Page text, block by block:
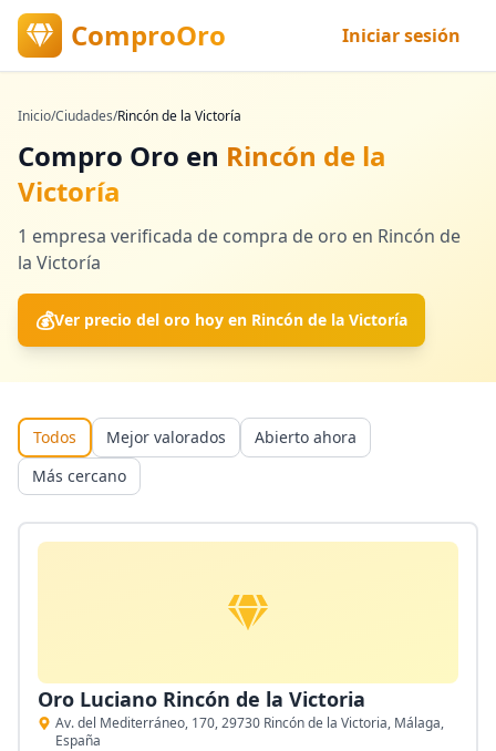
ComproOro Iniciar sesión
Inicio/Ciudades/Rincón de la Victoría
Compro Oro en Rincón de la
Victoría
1 empresa verificada de compra de oro en Rincón de
la Victoría
💰Ver precio del oro hoy en Rincón de la Victoría
Todos Mejor valorados
Abierto ahora
Más cercano
Oro Luciano Rincón de la Victoria
Av. del Mediterráneo, 170, 29730 Rincón de la Victoria, Málaga,
España